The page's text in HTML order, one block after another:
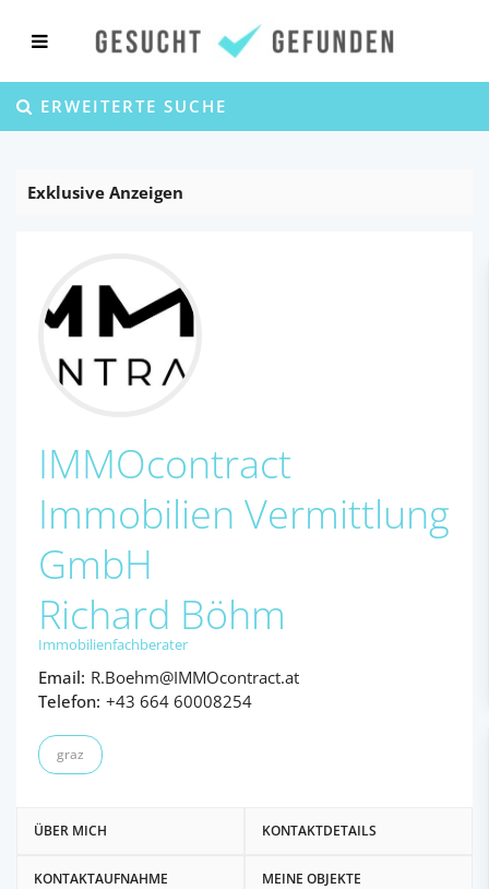
ERWEITERTE SUCHE
Exklusive Anzeigen
IMMOcontract
Immobilien Vermittlung
GmbH
Richard Böhm
Immobilienfachberater
Email: R.Boehm@IMMOcontract.at
Telefon: +43 664 60008254
graz
ÜBER MICH KONTAKTDETAILS
KONTAKTAUFNAHME MEINE OBJEKTE